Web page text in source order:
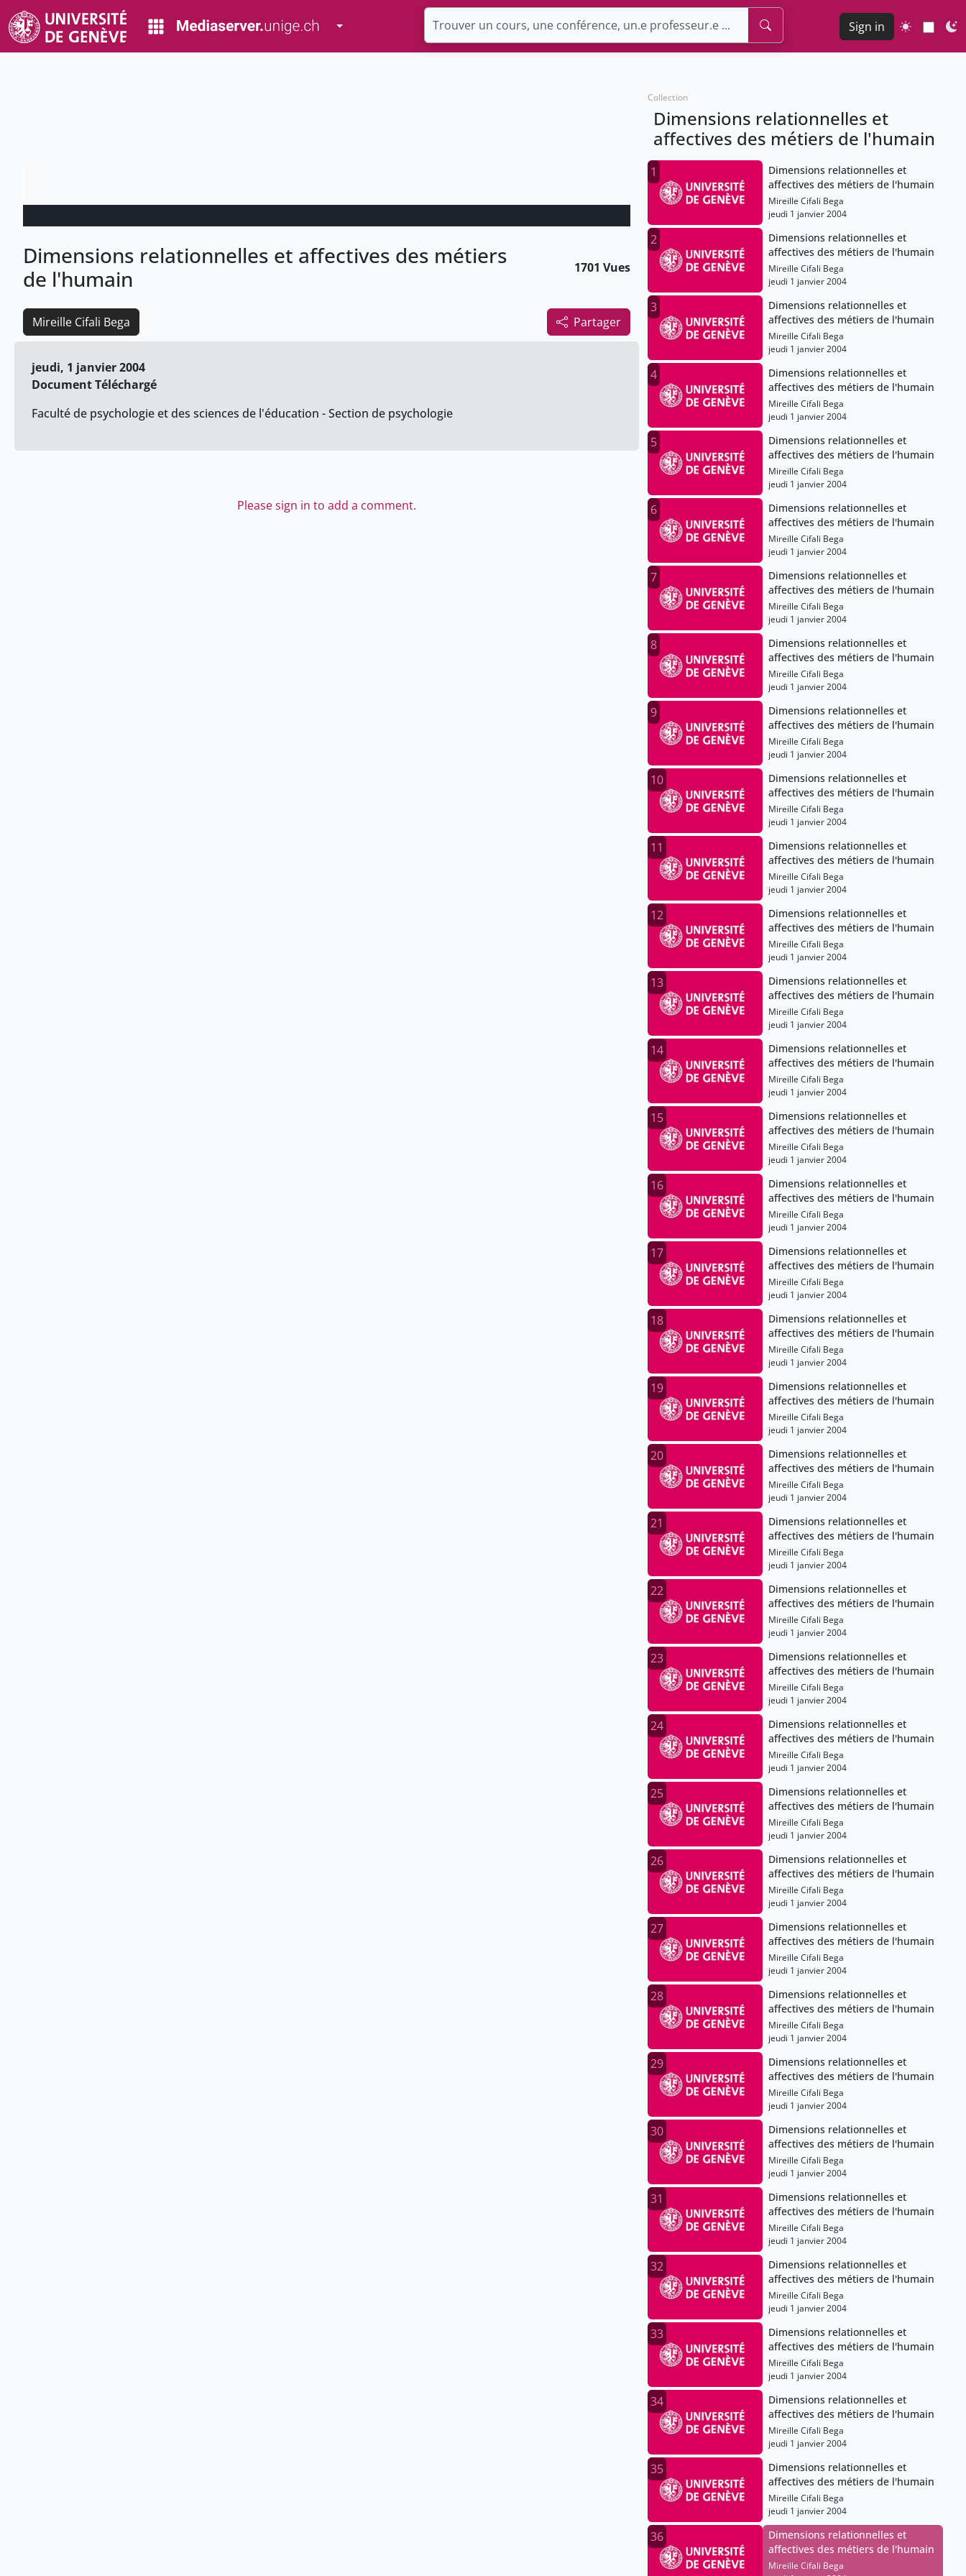
Toggle Dropdown Sign in
Dimensions relationnelles et affectives des métiers
de l'humain
1701 Vues
Partager
Mireille Cifali Bega
jeudi, 1 janvier 2004
Document Téléchargé
Faculté de psychologie et des sciences de l'éducation - Section de psychologie
Please sign in to add a comment.
Collection
Dimensions relationnelles et
affectives des métiers de l'humain
1
Dimensions relationnelles et
affectives des métiers de l'humain
Mireille Cifali Bega
jeudi 1 janvier 2004
2
Dimensions relationnelles et
affectives des métiers de l'humain
Mireille Cifali Bega
jeudi 1 janvier 2004
3
Dimensions relationnelles et
affectives des métiers de l'humain
Mireille Cifali Bega
jeudi 1 janvier 2004
4
Dimensions relationnelles et
affectives des métiers de l'humain
Mireille Cifali Bega
jeudi 1 janvier 2004
5
Dimensions relationnelles et
affectives des métiers de l'humain
Mireille Cifali Bega
jeudi 1 janvier 2004
6
Dimensions relationnelles et
affectives des métiers de l'humain
Mireille Cifali Bega
jeudi 1 janvier 2004
7
Dimensions relationnelles et
affectives des métiers de l'humain
Mireille Cifali Bega
jeudi 1 janvier 2004
8
Dimensions relationnelles et
affectives des métiers de l'humain
Mireille Cifali Bega
jeudi 1 janvier 2004
9
Dimensions relationnelles et
affectives des métiers de l'humain
Mireille Cifali Bega
jeudi 1 janvier 2004
10
Dimensions relationnelles et
affectives des métiers de l'humain
Mireille Cifali Bega
jeudi 1 janvier 2004
11
Dimensions relationnelles et
affectives des métiers de l'humain
Mireille Cifali Bega
jeudi 1 janvier 2004
12
Dimensions relationnelles et
affectives des métiers de l'humain
Mireille Cifali Bega
jeudi 1 janvier 2004
13
Dimensions relationnelles et
affectives des métiers de l'humain
Mireille Cifali Bega
jeudi 1 janvier 2004
14
Dimensions relationnelles et
affectives des métiers de l'humain
Mireille Cifali Bega
jeudi 1 janvier 2004
15
Dimensions relationnelles et
affectives des métiers de l'humain
Mireille Cifali Bega
jeudi 1 janvier 2004
16
Dimensions relationnelles et
affectives des métiers de l'humain
Mireille Cifali Bega
jeudi 1 janvier 2004
17
Dimensions relationnelles et
affectives des métiers de l'humain
Mireille Cifali Bega
jeudi 1 janvier 2004
18
Dimensions relationnelles et
affectives des métiers de l'humain
Mireille Cifali Bega
jeudi 1 janvier 2004
19
Dimensions relationnelles et
affectives des métiers de l'humain
Mireille Cifali Bega
jeudi 1 janvier 2004
20
Dimensions relationnelles et
affectives des métiers de l'humain
Mireille Cifali Bega
jeudi 1 janvier 2004
21
Dimensions relationnelles et
affectives des métiers de l'humain
Mireille Cifali Bega
jeudi 1 janvier 2004
22
Dimensions relationnelles et
affectives des métiers de l'humain
Mireille Cifali Bega
jeudi 1 janvier 2004
23
Dimensions relationnelles et
affectives des métiers de l'humain
Mireille Cifali Bega
jeudi 1 janvier 2004
24
Dimensions relationnelles et
affectives des métiers de l'humain
Mireille Cifali Bega
jeudi 1 janvier 2004
25
Dimensions relationnelles et
affectives des métiers de l'humain
Mireille Cifali Bega
jeudi 1 janvier 2004
26
Dimensions relationnelles et
affectives des métiers de l'humain
Mireille Cifali Bega
jeudi 1 janvier 2004
27
Dimensions relationnelles et
affectives des métiers de l'humain
Mireille Cifali Bega
jeudi 1 janvier 2004
28
Dimensions relationnelles et
affectives des métiers de l'humain
Mireille Cifali Bega
jeudi 1 janvier 2004
29
Dimensions relationnelles et
affectives des métiers de l'humain
Mireille Cifali Bega
jeudi 1 janvier 2004
30
Dimensions relationnelles et
affectives des métiers de l'humain
Mireille Cifali Bega
jeudi 1 janvier 2004
31
Dimensions relationnelles et
affectives des métiers de l'humain
Mireille Cifali Bega
jeudi 1 janvier 2004
32
Dimensions relationnelles et
affectives des métiers de l'humain
Mireille Cifali Bega
jeudi 1 janvier 2004
33
Dimensions relationnelles et
affectives des métiers de l'humain
Mireille Cifali Bega
jeudi 1 janvier 2004
34
Dimensions relationnelles et
affectives des métiers de l'humain
Mireille Cifali Bega
jeudi 1 janvier 2004
35
Dimensions relationnelles et
affectives des métiers de l'humain
Mireille Cifali Bega
jeudi 1 janvier 2004
36
Dimensions relationnelles et
affectives des métiers de l'humain
Mireille Cifali Bega